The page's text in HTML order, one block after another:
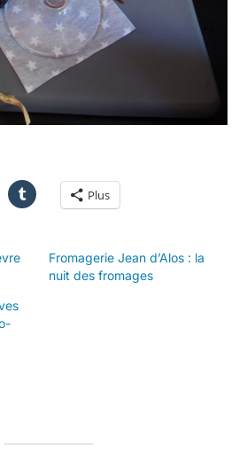
Plus
Fromagerie Jean d’Alos : la
nuit des fromages